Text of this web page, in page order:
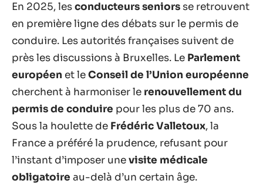
En 2025, lesconducteurs seniors se retrouvent
en première ligne des débats sur le permis de
conduire. Les autorités françaises suivent de
près les discussions à Bruxelles. Le Parlement
européen et leConseil de l’Union européenne
cherchent à harmoniser le renouvellement du
permis de conduire pour les plus de 70 ans.
Sous la houlette de Frédéric Valletoux, la
France a préféré la prudence, refusant pour
l’instant d’imposer unevisite médicale
obligatoire au-delà d’un certain âge.